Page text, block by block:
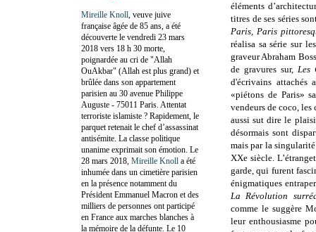
éléments
titres de ses séries
Paris, Paris
réalisa sa série sur
graveur Abraham
de gravures sur, Les
d'écrivains
«piétons de Paris»
vendeurs de coco,
aussi sut dire le
désormais sont
mais par la
XXe siècle.
garde, qui furent
énigmatiques
La Révolution
comme le suggère
leur enthousiasme
Mireille Knoll , veuve juive
française âgée de 85 ans, a été
découverte le vendredi 23 mars
2018 vers 18 h 30 morte,
poignardée au cri de "Allah
OuAkbar" (Allah est plus grand) et
brûlée dans son appartement
parisien au 30 avenue Philippe
Auguste - 75011 Paris. Attentat
terroriste islamiste ? Rapidement, le
parquet retenait le chef d’assassinat
antisémite. La classe politique
unanime exprimait son émotion. Le
28 mars 2018, Mireille Knoll a été
inhumée dans un cimetière parisien
en la présence notamment du
Président Emmanuel Macron et des
milliers de personnes ont participé
en France aux marches blanches à
la mémoire de la défunte. Le 10